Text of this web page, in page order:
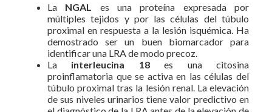
La NGAL
es una proteína expresada por
múltiples tejidos y por las células del túbulo
proximal en respuesta a la lesión isquémica. Ha
demostrado ser un buen biomarcador para
identificar una LRA de modo precoz.
La interleucina 18es una citosina
proinflamatoria que se activa en las células del
túbulo proximal tras la lesión renal. La elevación
de sus niveles urinarios tiene valor predictivo en